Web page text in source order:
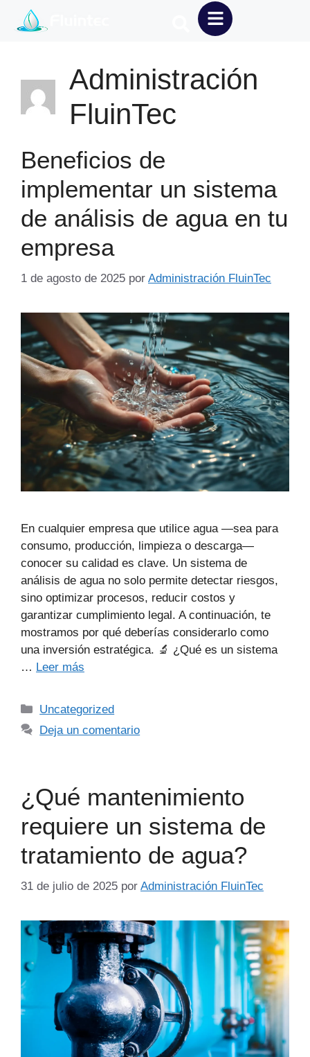
Administración
FluinTec
Beneficios de
implementar un sistema
de análisis de agua en tu
empresa
1 de agosto de 2025 por Administración FluinTec
En cualquier empresa que utilice agua —sea para
consumo, producción, limpieza o descarga—
conocer su calidad es clave. Un sistema de
análisis de agua no solo permite detectar riesgos,
sino optimizar procesos, reducir costos y
garantizar cumplimiento legal. A continuación, te
mostramos por qué deberías considerarlo como
una inversión estratégica. 🔬 ¿Qué es un sistema
… Leer más
Uncategorized
Deja un comentario
¿Qué mantenimiento
requiere un sistema de
tratamiento de agua?
31 de julio de 2025 por Administración FluinTec